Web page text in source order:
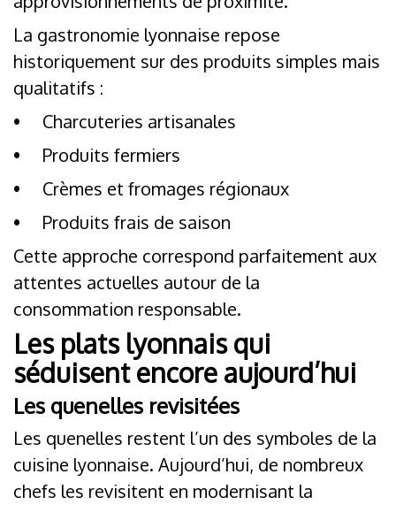
La gastronomie lyonnaise repose
historiquement sur des produits simples mais
qualitatifs :
•
Charcuteries artisanales
•
Produits fermiers
•
Crèmes et fromages régionaux
•
Produits frais de saison
Cette approche correspond parfaitement aux
attentes actuelles autour de la
consommation responsable.
Les plats lyonnais qui
séduisent encore aujourd’hui
Les quenelles revisitées
Les quenelles restent l’un des symboles de la
cuisine lyonnaise. Aujourd’hui, de nombreux
chefs les revisitent en modernisant la